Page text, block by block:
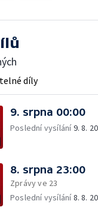
díly
9. srpna 00:00
Poslední vysílání9. 8.
8. srpna 23:00
Zprávy ve 23
Poslední vysílání8. 8.